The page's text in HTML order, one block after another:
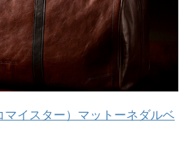
マイスター）マットーネダルベ